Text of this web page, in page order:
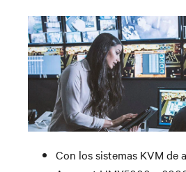
Con los sistemas KVM de